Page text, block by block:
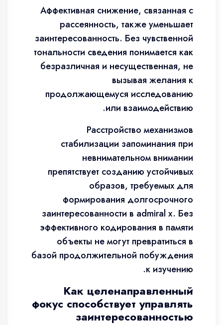
Аффективная снижение, связанная с
рассеянность, также уменьшает
заинтересованность. Без чувственной
тональности сведения понимается как
безразличная и несущественная, не
вызывая желания к
продолжающемуся исследованию
или взаимодействию.
Расстройство механизмов
стабилизации запоминания при
невнимательном внимании
препятствует созданию устойчивых
образов, требуемых для
формирования долгосрочного
заинтересованности в admiral x. Без
эффективного кодирования в памяти
объекты не могут превратиться в
базой продолжительной побуждения
к изучению.
Как целенаправленный
фокус способствует управлять
заинтересованностью